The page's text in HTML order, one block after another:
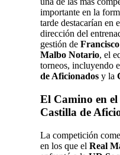
importante en la
tarde destacarían en
dirección del
gestión de
Malbo Notario, el
torneos, incluyendo
de Aficionados y la
El Camino en
Castilla de
La competición
en los que el Real